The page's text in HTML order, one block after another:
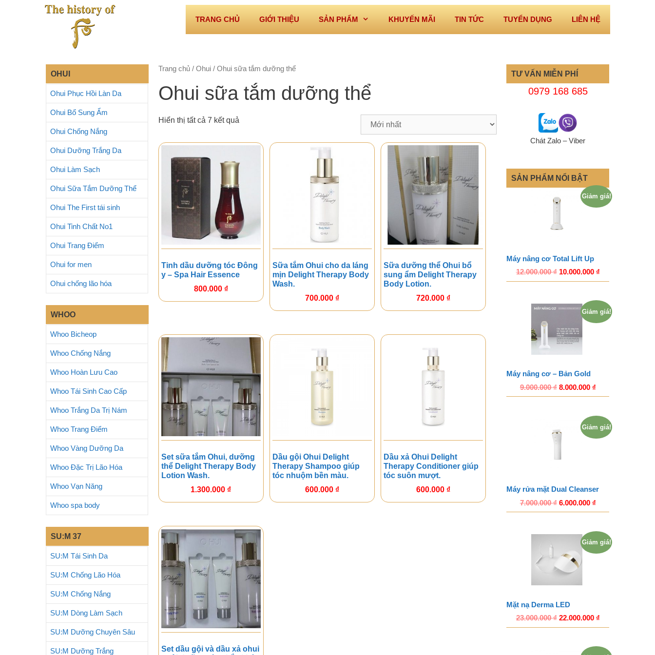
TRANG CHỦ GIỚI THIỆU SẢN PHẨM KHUYẾN MÃI TIN TỨC TUYỂN DỤNG LIÊN HỆ
Trang chủ/ Ohui/ Ohui sữa tắm dưỡng thể
Ohui sữa tắm dưỡng thể
Hiển thị tất cả 7 kết quả
Tinh dầu dưỡng tóc Đông
y – Spa Hair Essence
800.000 ₫
Sữa tắm Ohui cho da láng
mịn Delight Therapy Body
Wash.
700.000 ₫
Sữa dưỡng thể Ohui bổ
sung ẩm Delight Therapy
Body Lotion.
720.000 ₫
Set sữa tắm Ohui, dưỡng
thể Delight Therapy Body
Lotion Wash.
1.300.000 ₫
Dầu gội Ohui Delight
Therapy Shampoo giúp
tóc nhuộm bền màu.
600.000 ₫
Dầu xả Ohui Delight
Therapy Conditioner giúp
tóc suôn mượt.
600.000 ₫
Set dầu gội và dầu xả ohui
OHUI
Ohui Phục Hồi Làn Da
Ohui Bổ Sung Ẩm
Ohui Chống Nắng
Ohui Dưỡng Trắng Da
Ohui Làm Sạch
Ohui Sữa Tắm Dưỡng Thể
Ohui The First tái sinh
Ohui Tinh Chất No1
Ohui Trang Điểm
Ohui for men
Ohui chống lão hóa
WHOO
Whoo Bicheop
Whoo Chống Nắng
Whoo Hoàn Lưu Cao
Whoo Tái Sinh Cao Cấp
Whoo Trắng Da Trị Nám
Whoo Trang Điểm
Whoo Vàng Dưỡng Da
Whoo Đặc Trị Lão Hóa
Whoo Vạn Năng
Whoo spa body
SU:M 37
SU:M Tái Sinh Da
SU:M Chống Lão Hóa
SU:M Chống Nắng
SU:M Dòng Làm Sạch
SU:M Dưỡng Chuyên Sâu
SU:M Dưỡng Trắng
TƯ VẤN MIỄN PHÍ
0979 168 685
Chát Zalo – Viber
SẢN PHẨM NỔI BẬT
Giảm giá!
Máy nâng cơ Total Lift Up
12.000.000₫ 10.000.000 ₫
Giảm giá!
Máy nâng cơ – Bản Gold
9.000.000₫ 8.000.000 ₫
Giảm giá!
Máy rửa mặt Dual Cleanser
7.000.000₫ 6.000.000 ₫
Giảm giá!
Mặt nạ Derma LED
23.000.000₫ 22.000.000 ₫